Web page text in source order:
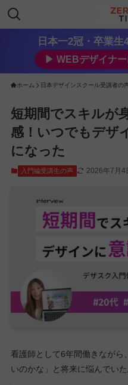
日本一2冠・卒業
▶︎ WEBデザイナ
ホーム 日本デザインスクール受講者の
短期間でスキルが
感！いつでもデザ
になった
入門編受講生の声 2026年7月4
看護師として6年間働きながら
いのかな」と将来に悩んでい